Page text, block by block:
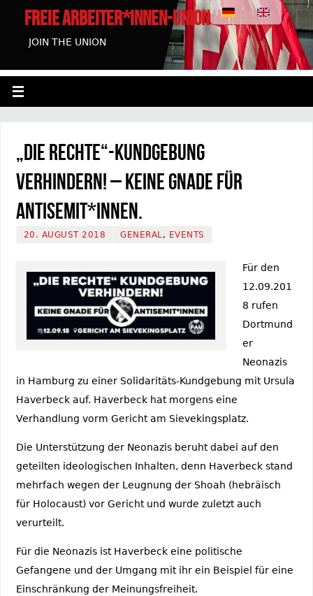
FREIE ARBEITER*INNEN-UNION HAMBURG
JOIN THE UNION
„Die Rechte“-Kundgebung
verhindern! – Keine Gnade für
Antisemit*innen.
20. AUGUST 2018 GENERAL , EVENTS
Für den
12.09.201
8 rufen
Dortmund
er
Neonazis
in Hamburg zu einer Solidaritäts-Kundgebung mit Ursula
Haverbeck auf. Haverbeck hat morgens eine
Verhandlung vorm Gericht am Sievekingsplatz.
Die Unterstützung der Neonazis beruht dabei auf den
geteilten ideologischen Inhalten, denn Haverbeck stand
mehrfach wegen der Leugnung der Shoah (hebräisch
für Holocaust) vor Gericht und wurde zuletzt auch
verurteilt.
Für die Neonazis ist Haverbeck eine politische
Gefangene und der Umgang mit ihr ein Beispiel für eine
Einschränkung der Meinungsfreiheit.